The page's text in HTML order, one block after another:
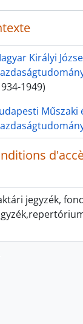
Királyi
1949)
Műszaki
jegyzék,